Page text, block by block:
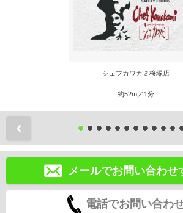
シェフカワカミ桜塚店
約52m／1分
メールでお問い合わせ
電話でお問い合わ